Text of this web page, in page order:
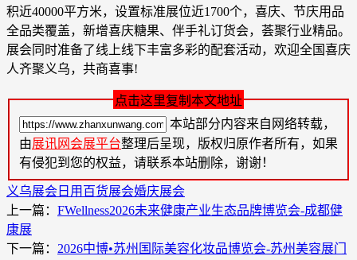
积近40000平方米，设置标准展位近1700个，喜庆、节庆用品
全品类覆盖，新增喜庆糖果、伴手礼订货会，荟聚行业精品。
展会同时准备了线上线下丰富多彩的配套活动，欢迎全国喜庆
人齐聚义乌，共商喜事!
点击这里复制本文地址
本站部分内容来自网络转载，
由展讯网会展平台整理后呈现，版权归原作者所有，如果
有侵犯到您的权益，请联系本站删除，谢谢！
义乌展会 日用百货展会婚庆展会
上一篇： FWellness2026未来健康产业生态品牌博览会-成都健
康展
下一篇： 2026中博•苏州国际美容化妆品博览会-苏州美容展门